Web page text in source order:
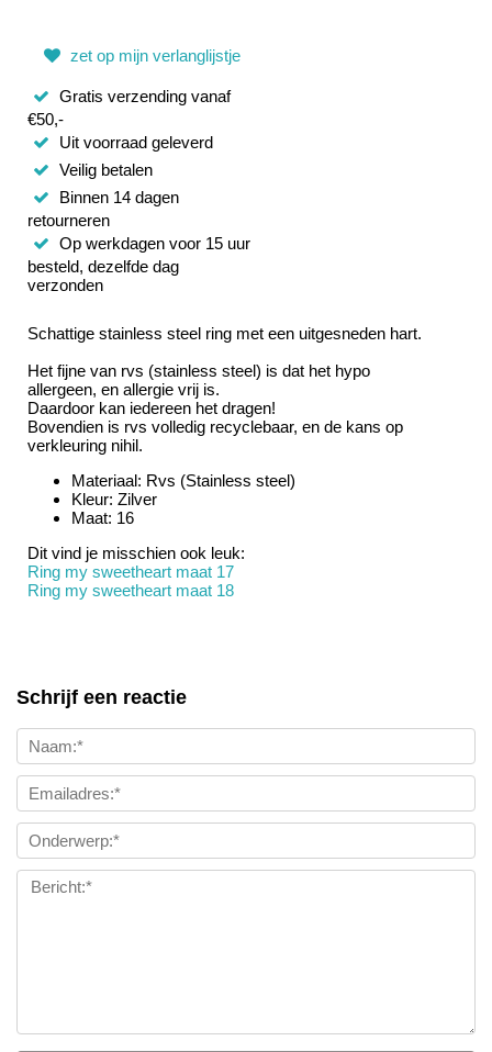
zet op mijn verlanglijstje
Gratis verzending vanaf
€50,-
Uit voorraad geleverd
Veilig betalen
Binnen 14 dagen
retourneren
Op werkdagen voor 15 uur
besteld, dezelfde dag
verzonden
Schattige stainless steel ring met een uitgesneden hart.
Het fijne van rvs (stainless steel) is dat het hypo
allergeen, en allergie vrij is.
Daardoor kan iedereen het dragen!
Bovendien is rvs volledig recyclebaar, en de kans op
verkleuring nihil.
Materiaal: Rvs (Stainless steel)
Kleur: Zilver
Maat: 16
Dit vind je misschien ook leuk:
Ring my sweetheart maat 17
Ring my sweetheart maat 18
Schrijf een reactie